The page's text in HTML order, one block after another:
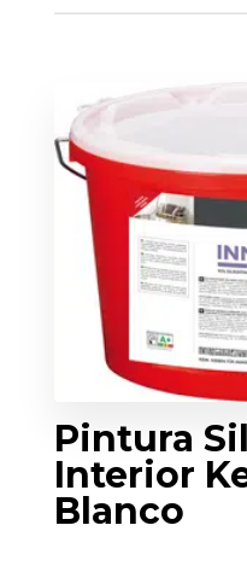
Pintura
Interior
Blanco